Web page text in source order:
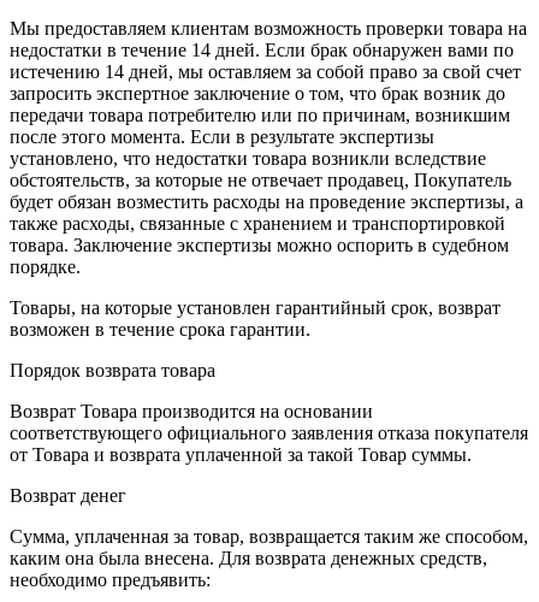
Мы предоставляем клиентам возможность проверки товара на
недостатки в течение 14 дней. Если брак обнаружен вами по
истечению 14 дней, мы оставляем за собой право за свой счет
запросить экспертное заключение о том, что брак возник до
передачи товара потребителю или по причинам, возникшим
после этого момента. Если в результате экспертизы
установлено, что недостатки товара возникли вследствие
обстоятельств, за которые не отвечает продавец, Покупатель
будет обязан возместить расходы на проведение экспертизы, а
также расходы, связанные с хранением и транспортировкой
товара. Заключение экспертизы можно оспорить в судебном
порядке.
Товары, на которые установлен гарантийный срок, возврат
возможен в течение срока гарантии.
Порядок возврата товара
Возврат Товара производится на основании
соответствующего официального заявления отказа покупателя
от Товара и возврата уплаченной за такой Товар суммы.
Возврат денег
Сумма, уплаченная за товар, возвращается таким же способом,
каким она была внесена. Для возврата денежных средств,
необходимо предъявить: